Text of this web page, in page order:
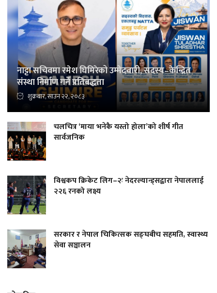
नाट्टा सचिवमा रमेश घिमिरेको उम्मेदवारी, सदस्य–केन्द्रित
संस्था निर्माण गर्ने प्रतिबद्धता
शुक्रबार, साउन २२, २०८३
चलचित्र ‘माया भनेकै यस्तो होला’को शीर्ष गीत
सार्वजनिक
विश्वकप क्रिकेट लिग–२ः नेदरल्यान्ड्सद्वारा नेपाललाई
२२६ रनको लक्ष्य
सरकार र नेपाल चिकित्सक सङ्घबीच सहमति, स्वास्थ्य
सेवा सञ्चालन